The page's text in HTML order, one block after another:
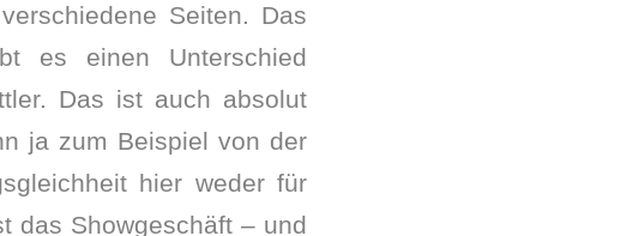
Seiten. Das
es einen Unterschied
Das ist auch absolut
ja zum Beispiel von der
hier weder für
das Showgeschäft – und